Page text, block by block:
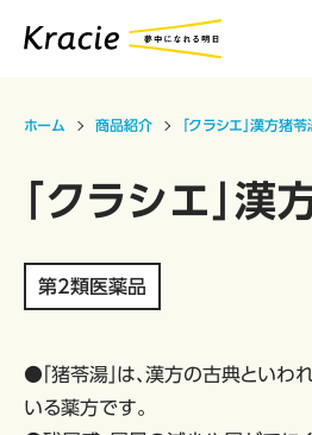
ホーム 商品紹介 「クラシエ」漢方猪
「クラシエ」
第2類医薬品
●「猪苓湯」は、漢方の古典といわ
いる薬方です。